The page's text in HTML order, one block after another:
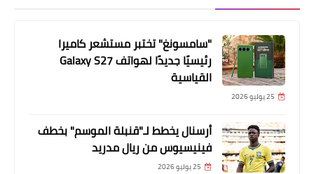
"سامسونغ" تختبر مستشعر كاميرا
رئيسيًا جديدًا لهواتف Galaxy S27
القياسية
25 يوليو 2026
أرسنال يخطط لـ"قنبلة الموسم" بخطف
فينيسيوس من ريال مدريد
25 يوليو 2026